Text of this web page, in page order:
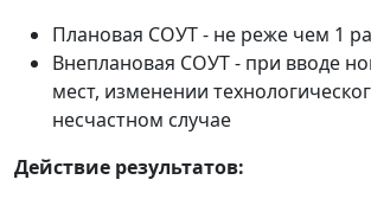
Плановая СОУТ - не реже чем 1
Внеплановая СОУТ - при вводе
мест, изменении
несчастном случае
Действие результатов: